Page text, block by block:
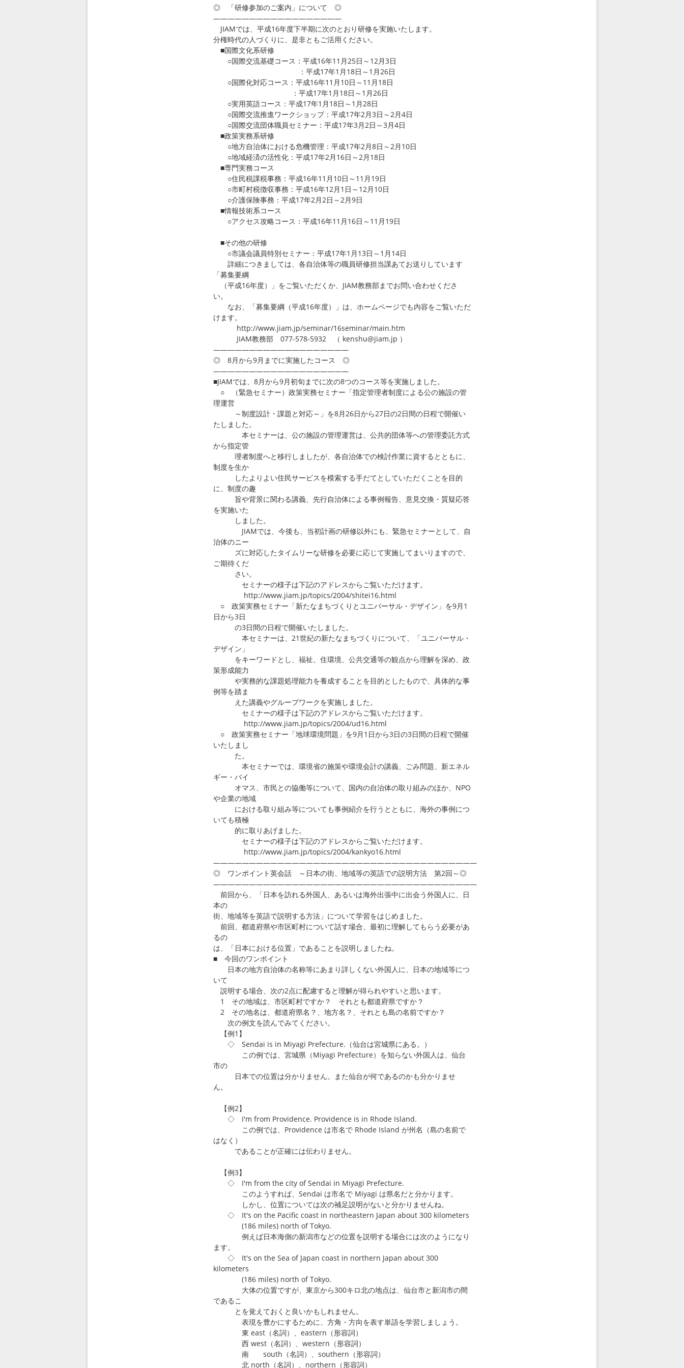
◎ 「研修参加のご案内」について ◎
――――――――――――――――――
JIAMでは、平成16年度下半期に次のとおり研修を実施いたします。
分権時代の人づくりに、是非ともご活用ください。
■国際文化系研修
○国際交流基礎コース：平成16年11月25日～12月3日
：平成17年1月18日～1月26日
○国際化対応コース：平成16年11月10日～11月18日
：平成17年1月18日～1月26日
○実用英語コース：平成17年1月18日～1月28日
○国際交流推進ワークショップ：平成17年2月3日～2月4日
○国際交流団体職員セミナー：平成17年3月2日～3月4日
■政策実務系研修
○地方自治体における危機管理：平成17年2月8日～2月10日
○地域経済の活性化：平成17年2月16日～2月18日
■専門実務コース
○住民税課税事務：平成16年11月10日～11月19日
○市町村税徴収事務：平成16年12月1日～12月10日
○介護保険事務：平成17年2月2日～2月9日
■情報技術系コース
○アクセス攻略コース：平成16年11月16日～11月19日
■その他の研修
○市議会議員特別セミナー：平成17年1月13日～1月14日
詳細につきましては、各自治体等の職員研修担当課あてお送りしています
「募集要綱
（平成16年度）」をご覧いただくか、JIAM教務部までお問い合わせくださ
い。
なお、「募集要綱（平成16年度）」は、ホームページでも内容をご覧いただ
けます。
http://www.jiam.jp/seminar/16seminar/main.htm
JIAM教務部 077-578-5932 （ kenshu@jiam.jp ）
―――――――――――――――――――
◎ 8月から9月までに実施したコース ◎
―――――――――――――――――――
■JIAMでは、8月から9月初旬までに次の8つのコース等を実施しました。
○ （緊急セミナー）政策実務セミナー「指定管理者制度による公の施設の管
理運営
～制度設計・課題と対応～」を8月26日から27日の2日間の日程で開催い
たしました。
本セミナーは、公の施設の管理運営は、公共的団体等への管理委託方式
から指定管
理者制度へと移行しましたが、各自治体での検討作業に資するとともに、
制度を生か
したよりよい住民サービスを模索する手だてとしていただくことを目的
に、制度の趣
旨や背景に関わる講義、先行自治体による事例報告、意見交換・質疑応答
を実施いた
しました。
JIAMでは、今後も、当初計画の研修以外にも、緊急セミナーとして、自
治体のニー
ズに対応したタイムリーな研修を必要に応じて実施してまいりますので、
ご期待くだ
さい。
セミナーの様子は下記のアドレスからご覧いただけます。
http://www.jiam.jp/topics/2004/shitei16.html
○ 政策実務セミナー「新たなまちづくりとユニバーサル・デザイン」を9月1
日から3日
の3日間の日程で開催いたしました。
本セミナーは、21世紀の新たなまちづくりについて、「ユニバーサル・
デザイン」
をキーワードとし、福祉、住環境、公共交通等の観点から理解を深め、政
策形成能力
や実務的な課題処理能力を養成することを目的としたもので、具体的な事
例等を踏ま
えた講義やグループワークを実施しました。
セミナーの様子は下記のアドレスからご覧いただけます。
http://www.jiam.jp/topics/2004/ud16.html
○ 政策実務セミナー「地球環境問題」を9月1日から3日の3日間の日程で開催
いたしまし
た。
本セミナーでは、環境省の施策や環境会計の講義、ごみ問題、新エネル
ギー・バイ
オマス、市民との協働等について、国内の自治体の取り組みのほか、NPO
や企業の地域
における取り組み等についても事例紹介を行うとともに、海外の事例につ
いても積極
的に取りあげました。
セミナーの様子は下記のアドレスからご覧いただけます。
http://www.jiam.jp/topics/2004/kankyo16.html
―――――――――――――――――――――――――――――――――――――
◎ ワンポイント英会話 ～日本の街、地域等の英語での説明方法 第2回～◎
―――――――――――――――――――――――――――――――――――――
前回から、「日本を訪れる外国人、あるいは海外出張中に出会う外国人に、日
本の
街、地域等を英語で説明する方法」について学習をはじめました。
前回、都道府県や市区町村について話す場合、最初に理解してもらう必要があ
るの
は、「日本における位置」であることを説明しましたね。
■ 今回のワンポイント
日本の地方自治体の名称等にあまり詳しくない外国人に、日本の地域等につ
いて
説明する場合、次の2点に配慮すると理解が得られやすいと思います。
1 その地域は、市区町村ですか？ それとも都道府県ですか？
2 その地名は、都道府県名？、地方名？、それとも島の名前ですか？
次の例文を読んでみてください。
【例1】
◇ Sendai is in Miyagi Prefecture.（仙台は宮城県にある。）
この例では、宮城県（Miyagi Prefecture）を知らない外国人は、仙台
市の
日本での位置は分かりません。また仙台が何であるのかも分かりませ
ん。
【例2】
◇ I'm from Providence. Providence is in Rhode Island.
この例では、Providence は市名で Rhode Island が州名（島の名前で
はなく）
であることが正確には伝わりません。
【例3】
◇ I'm from the city of Sendai in Miyagi Prefecture.
このようすれば、Sendai は市名で Miyagi は県名だと分かります。
しかし、位置については次の補足説明がないと分かりませんね。
◇ It's on the Pacific coast in northeastern Japan about 300 kilometers
(186 miles) north of Tokyo.
例えば日本海側の新潟市などの位置を説明する場合には次のようになり
ます。
◇ It's on the Sea of Japan coast in northern Japan about 300
kilometers
(186 miles) north of Tokyo.
大体の位置ですが、東京から300キロ北の地点は、仙台市と新潟市の間
であるこ
とを覚えておくと良いかもしれません。
表現を豊かにするために、方角・方向を表す単語を学習しましょう。
東 east（名詞）、eastern（形容詞）
西 west（名詞）、western（形容詞）
南 south（名詞）、southern（形容詞）
北 north（名詞）、northern（形容詞）